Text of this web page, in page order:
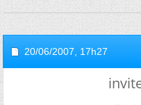
20/06/2007, 17h27